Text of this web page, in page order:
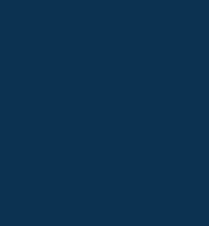
nhân viên chăm sóc Farm